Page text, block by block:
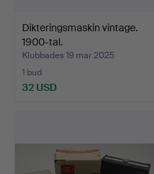
Dikteringsmaskin vintage.
1900-tal.
Klubbades 19 mar 2025
1 bud
32 USD